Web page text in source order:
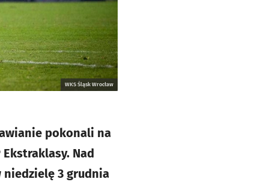
WKS Śląsk Wrocław
pokonali na
Nad
niedzielę 3 grudnia